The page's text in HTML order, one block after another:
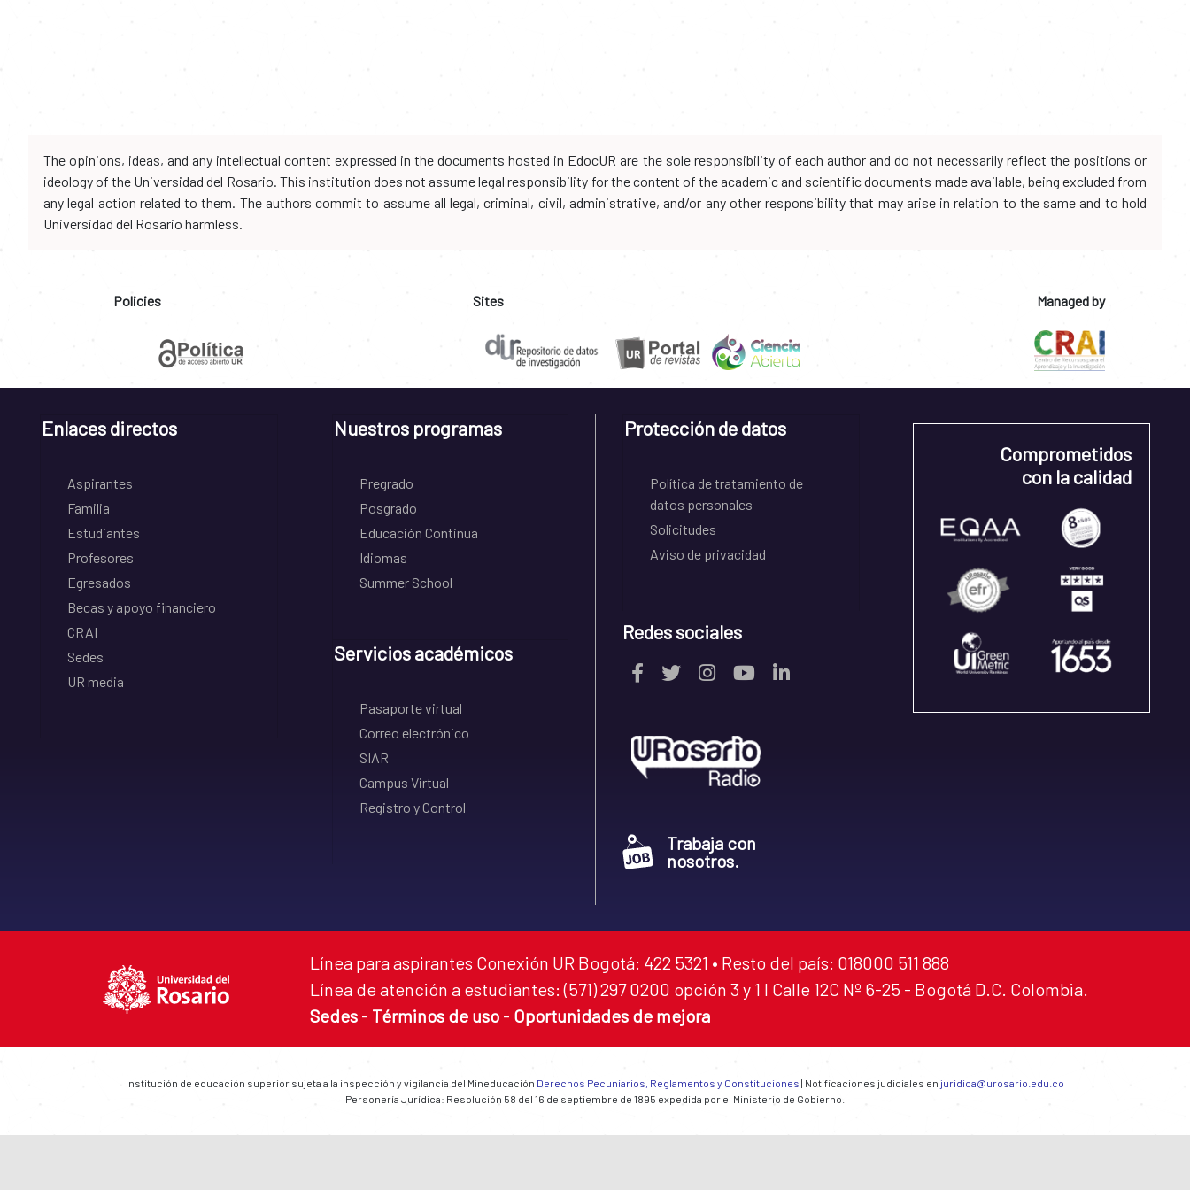
The opinions, ideas, and any intellectual content expressed in the documents hosted in EdocUR are the sole responsibility of each author and do not necessarily reflect the positions or
ideology of the Universidad del Rosario. This institution does not assume legal responsibility for the content of the academic and scientific documents made available, being excluded from
any legal action related to them. The authors commit to assume all legal, criminal, civil, administrative, and/or any other responsibility that may arise in relation to the same and to hold
Universidad del Rosario harmless.
Policies Sites Managed by
Enlaces directos
Aspirantes
Familia
Estudiantes
Profesores
Egresados
Becas y apoyo financiero
CRAI
Sedes
UR media
Nuestros programas
Pregrado
Posgrado
Educación Continua
Idiomas
Summer School
Servicios académicos
Pasaporte virtual
Correo electrónico
SIAR
Campus Virtual
Registro y Control
Protección de datos
Política de tratamiento de
datos personales
Solicitudes
Aviso de privacidad
Redes sociales
Trabaja con
nosotros.
Comprometidos
con la calidad
Línea para aspirantes Conexión UR Bogotá: 422 5321 • Resto del país: 018000 511 888
Línea de atención a estudiantes: (571) 297 0200 opción 3 y 1 I Calle 12C Nº 6-25 - Bogotá D.C. Colombia.
Sedes - Términos de uso - Oportunidades de mejora
Institución de educación superior sujeta a la inspección y vigilancia del Mineducación Derechos Pecuniarios, Reglamentos y Constituciones | Notificaciones judiciales en juridica@urosario.edu.co
Personería Jurídica: Resolución 58 del 16 de septiembre de 1895 expedida por el Ministerio de Gobierno.